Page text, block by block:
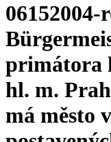
primátora
hl. m.
má město